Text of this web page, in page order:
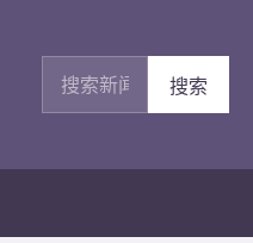
搜索新闻
搜索